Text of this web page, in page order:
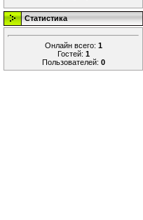
Статистика
Онлайн всего: 1
Гостей: 1
Пользователей: 0